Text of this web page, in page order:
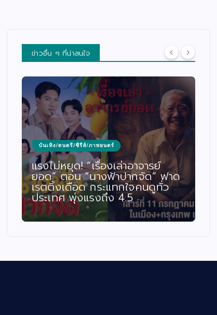
ข่าวอื่น ๆ ที่น่าสนใจ
บันเทิง/ดนตรี/ซีรีส์/ภาพยนตร์
แรงไม่หยุด! “เรื่องเล่าอาจารย์
ยอด” ตอน “นางฟ้าปากจัด” ฟาด
เรตติ้งเดือด กระแทกใจคนดูทั่ว
ประเทศ พุ่งแรงถึง 4.5